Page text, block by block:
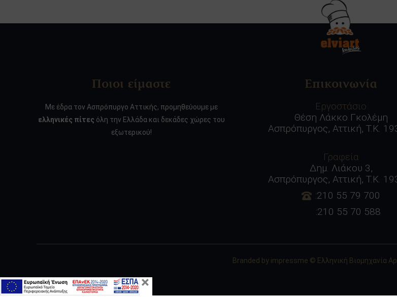
Ποιοι είμαστε
Με έδρα τον Ασπρόπυργο Αττικής, προμηθεύουμε με
ελληνικές πίτεςόλη την Ελλάδα και δεκάδες χώρες του
εξωτερικού!
Επικοινωνία
Εργοστάσιο
Θέση Λάκκο Γκολέμη
Ασπρόπυργος, Αττική, Τ.Κ.
Γραφεία
Δημ. Λιάκου 3,
Ασπρόπυργος, Αττική, Τ.Κ.
:210 55 79 700
:210 55 70 588
Branded by impressme © Ελληνική Βιομηχανία
×